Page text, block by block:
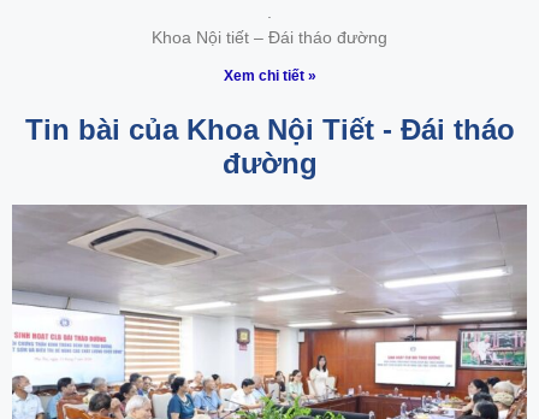
Khoa Nội tiết – Đái tháo đường
Xem chi tiết »
Tin bài của Khoa Nội Tiết - Đái tháo
đường